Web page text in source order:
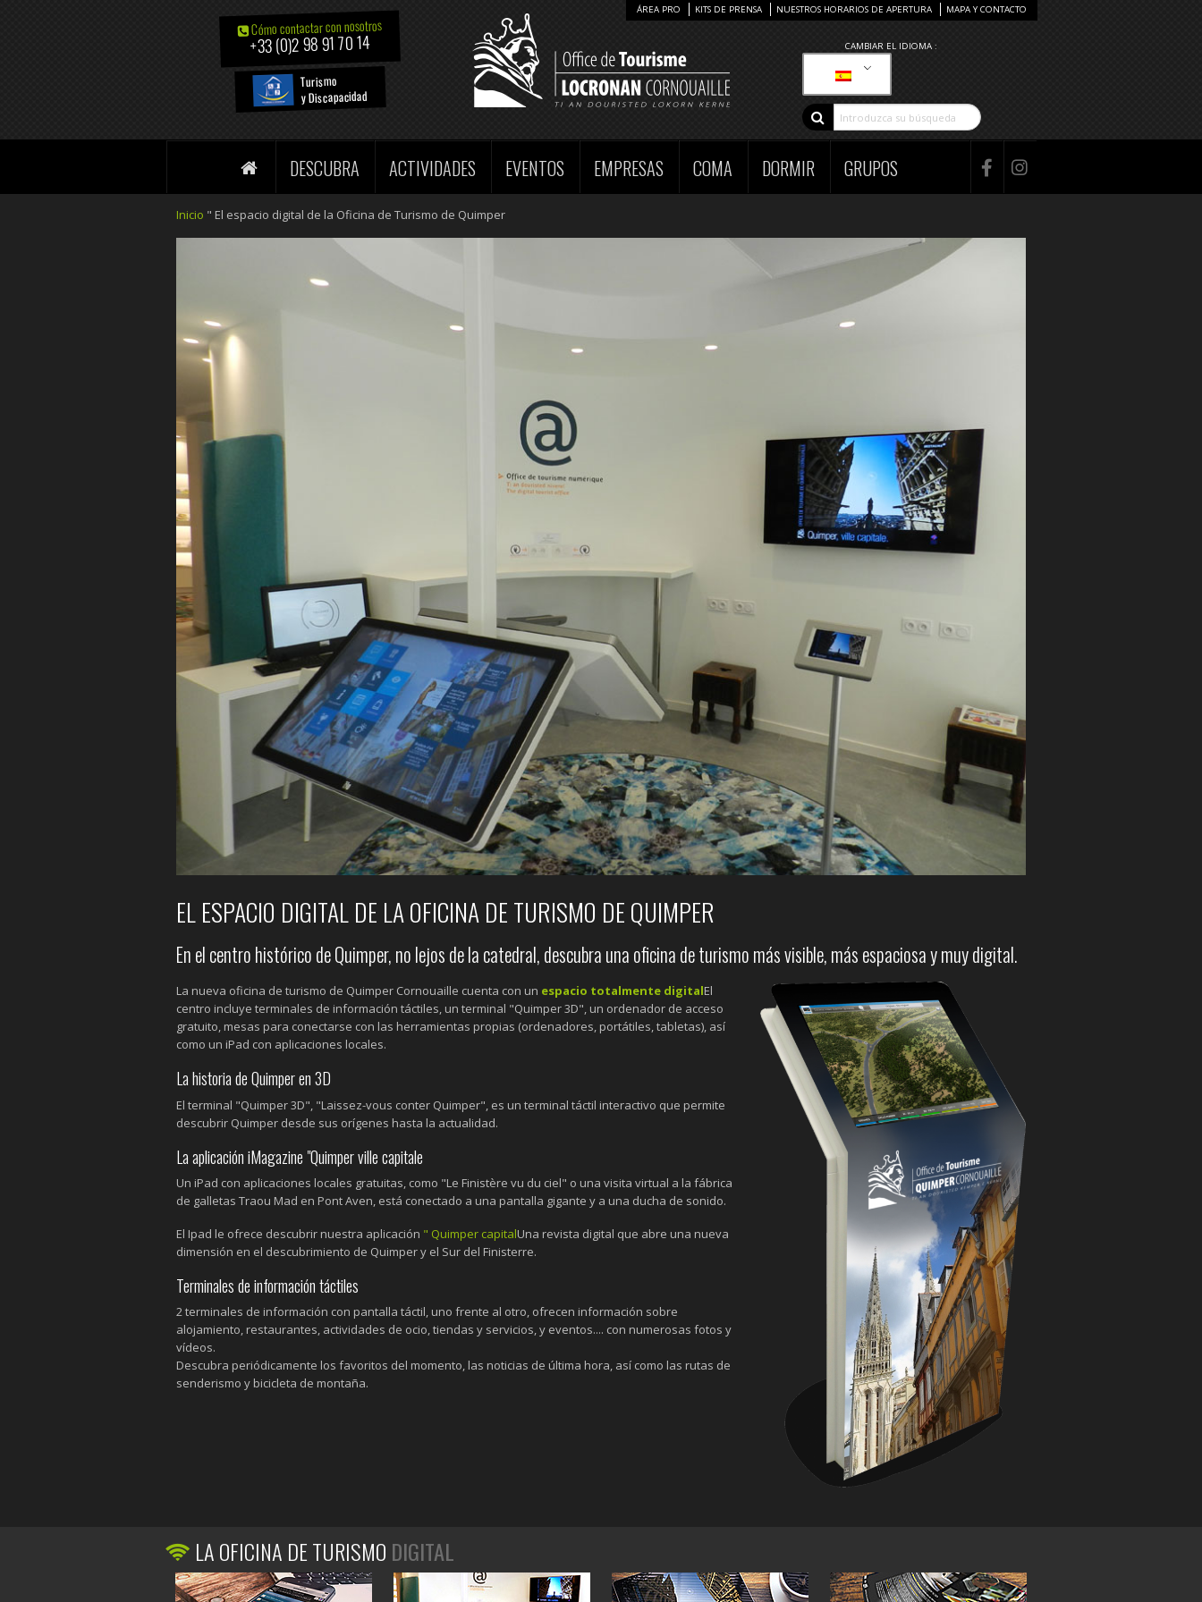
Cómo contactar con nosotros
+33 (0)2 98 91 70 14
Turismo
y Discapacidad
CAMBIAR EL IDIOMA :
ÁREA PRO KITS DE PRENSA NUESTROS HORARIOS DE APERTURA MAPA Y CONTACTO
DESCUBRA ACTIVIDADES EVENTOS EMPRESAS COMA DORMIR GRUPOS
Inicio " El espacio digital de la Oficina de Turismo de Quimper
EL ESPACIO DIGITAL DE LA OFICINA DE TURISMO DE QUIMPER
En el centro histórico de Quimper, no lejos de la catedral, descubra una oficina de turismo más visible, más espaciosa y muy digital.
La nueva oficina de turismo de Quimper Cornouaille cuenta con un espacio totalmente digitalEl
centro incluye terminales de información táctiles, un terminal "Quimper 3D", un ordenador de acceso
gratuito, mesas para conectarse con las herramientas propias (ordenadores, portátiles, tabletas), así
como un iPad con aplicaciones locales.
La historia de Quimper en 3D
El terminal "Quimper 3D", "Laissez-vous conter Quimper", es un terminal táctil interactivo que permite
descubrir Quimper desde sus orígenes hasta la actualidad.
La aplicación iMagazine "Quimper ville capitale
Un iPad con aplicaciones locales gratuitas, como "Le Finistère vu du ciel" o una visita virtual a la fábrica
de galletas Traou Mad en Pont Aven, está conectado a una pantalla gigante y a una ducha de sonido.
El Ipad le ofrece descubrir nuestra aplicación " Quimper capitalUna revista digital que abre una nueva
dimensión en el descubrimiento de Quimper y el Sur del Finisterre.
Terminales de información táctiles
2 terminales de información con pantalla táctil, uno frente al otro, ofrecen información sobre
alojamiento, restaurantes, actividades de ocio, tiendas y servicios, y eventos.... con numerosas fotos y
vídeos.
Descubra periódicamente los favoritos del momento, las noticias de última hora, así como las rutas de
senderismo y bicicleta de montaña.
LA OFICINA DE TURISMO DIGITAL